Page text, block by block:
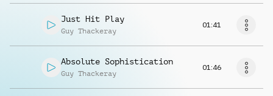
Just Hit Play
Guy Thackeray
01:41
Absolute Sophistication
Guy Thackeray
01:46